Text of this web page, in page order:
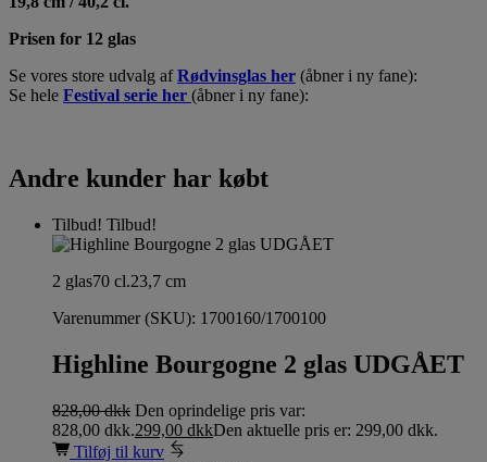
Prisen for 12 glas
Se vores store udvalg afRødvinsglas her (åbner i ny fane):
Se hele Festival serie her (åbner i ny fane):
Andre kunder har købt
Tilbud! Tilbud!
2 glas70 cl.23,7 cm
Varenummer (SKU): 1700160/1700100
Highline Bourgogne 2 glas UDGÅET
828,00dkk Den oprindelige pris var:
828,00 dkk.299,00 dkkDen aktuelle pris er: 299,00 dkk.
Tilføj til kurv